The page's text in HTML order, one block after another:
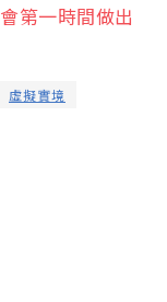
第一時間做出
虛擬實境